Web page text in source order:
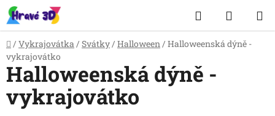
Přejít
na
obsah
Hledat
KOŠÍK
Domů
/ Vykrajovátka / Svátky / Halloween / Halloweenská dýně -
vykrajovátko
Halloweenská dýně -
vykrajovátko